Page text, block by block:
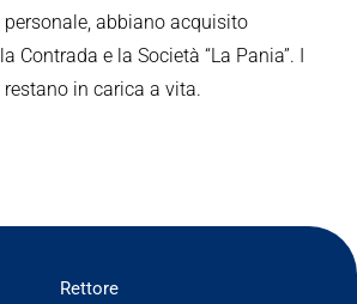
abbiano acquisito
Contrada e la Società “La Pania”. I
in carica a vita.
Rettore